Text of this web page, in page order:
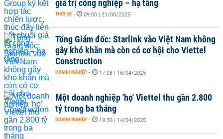
giá trị công nghiệp – hạ tầng
THỜI SỰ - 09:00 | 21/08/2025
Tổng Giám đốc: Starlink vào Việt Nam không
gây khó khăn mà còn có cơ hội cho Viettel
Construction
DOANH NGHIỆP - 17:08 | 16/04/2025
Một doanh nghiệp 'họ' Viettel thu gần 2.800
tỷ trong ba tháng
DOANH NGHIỆP - 19:30 | 14/04/2025